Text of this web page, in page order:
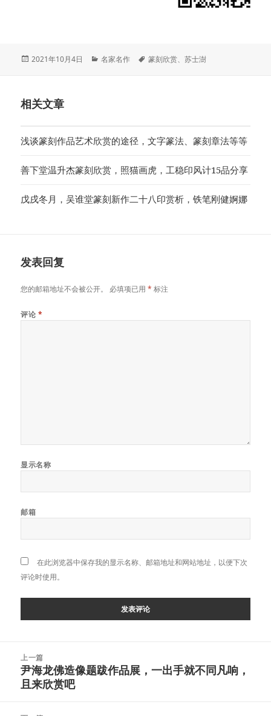
发
2021年10月4日
分
名家名作
标
篆刻欣赏、苏士澍
相关文章
浅谈篆刻作品艺术欣赏的途径，文字篆法、篆刻章法等等
善下堂温升杰篆刻欣赏，照猫画虎，工稳印风计15品分享
戊戌冬月，吴谁堂篆刻新作二十八印赏析，铁笔刚健婀娜
发表回复
您的邮箱地址不会被公开。 必填项已用* 标注
评论 *
显示名称
邮箱
在此浏览器中保存我的显示名称、邮箱地址和网站地址，以便下次
评论时使用。
上一篇
上
篇
尹海龙佛造像题跋作品展，一出手就不同凡响，
且来欣赏吧